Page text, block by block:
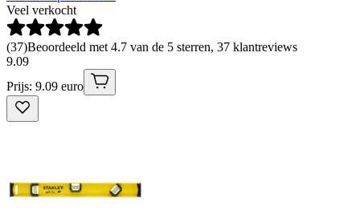
Veel verkocht
(37)Beoordeeld met 4.7 van de 5 sterren, 37 klantreviews
9.09
Prijs: 9.09 euro